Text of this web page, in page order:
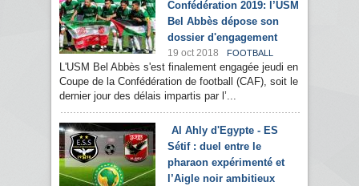
Confédération 2019: l’USM
Bel Abbès dépose son
dossier d'engagement
19 oct 2018 FOOTBALL
L'USM Bel Abbès s'est finalement engagée jeudi en
Coupe de la Confédération de football (CAF), soit le
dernier jour des délais impartis par l’...
Al Ahly d'Egypte - ES
Sétif : duel entre le
pharaon expérimenté et
l’Aigle noir ambitieux